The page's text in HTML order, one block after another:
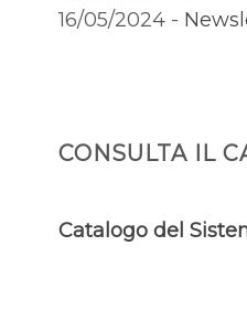
16/05/2024 -
CONSULTA IL
Catalogo del